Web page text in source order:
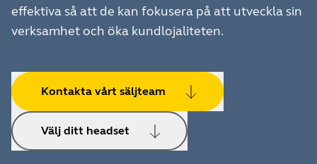
effektiva så att de kan fokusera på att utveckla sin
verksamhet och öka kundlojaliteten.
Kontakta vårt säljteam
Välj ditt headset